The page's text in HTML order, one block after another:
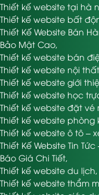
Thiết kế website tại hà
Thiết kế website bất
Thiết Kế Website Bán
Bảo Mật Cao,
Thiết kế website bán
Thiết kế website nội
Thiết kế website giới
Thiết kế website học
Thiết kế website đặt
Thiết kế website phòng
Thiết kế website ô tô –
Thiết Kế Website Tin
Báo Giá Chi Tiết,
Thiết kế website du lịch,
Thiết kế website thẩm